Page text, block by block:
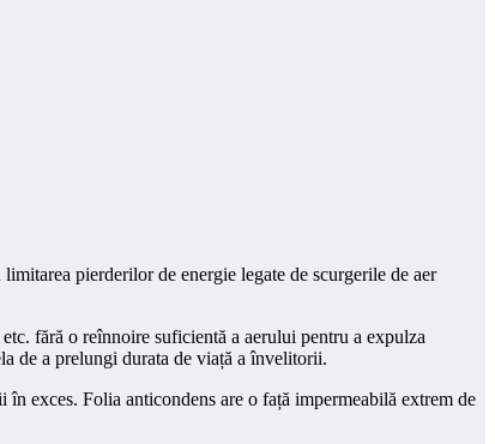
pierderilor de energie legate de scurgerile de aer
fără o reînnoire suficientă a aerului pentru a expulza
de a prelungi durata de viață a învelitorii.
exces. Folia anticondens are o față impermeabilă extrem de